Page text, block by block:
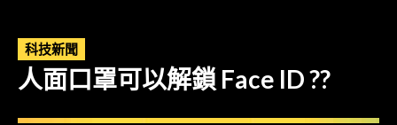
科技新聞
人面口罩可以解鎖 Face ID ??